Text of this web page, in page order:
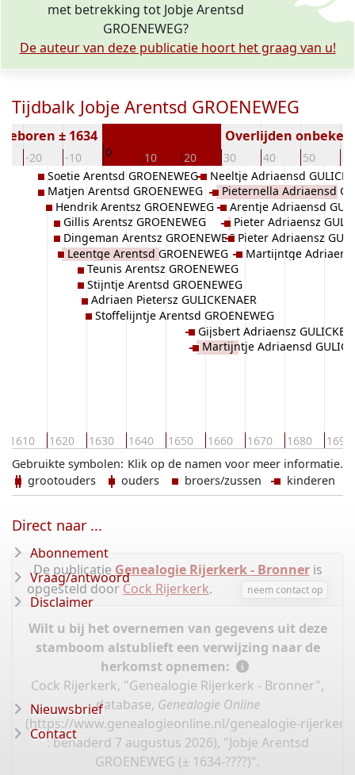
met betrekking tot Jobje Arentsd
GROENEWEG?
De auteur van deze publicatie hoort het graag van u!
Tijdbalk Jobje Arentsd GROENEWEG
-20 -10 0 10 20 30 40 50
Geboren ± 1634 Overlijden
1610 1620 1630 1640 1650 1660 1670 1680 1690
Soetie Arentsd GROENEWEG
Matjen Arentsd GROENEWEG
Hendrik Arentsz GROENEWEG
Gillis Arentsz GROENEWEG
Dingeman Arentsz GROENEWEG
Leentge Arentsd GROENEWEG
Teunis Arentsz GROENEWEG
Stijntje Arentsd GROENEWEG
Adriaen Pietersz GULICKENAER
Stoffelijntje Arentsd GROENEWEG
Gijsbert Adriaensz
Martijntje Adriaensd
Neeltje Adriaensd
Pieternella Adriaensd
Arentje Adriaensd
Pieter Adriaensz
Pieter Adriaensz
Martijntge
Klik op de namen voor meer informatie.
Gebruikte symbolen:
grootouders
ouders broers/zussen kinderen
De publicatie Genealogie Rijerkerk - Bronneris
opgesteld door Cock Rijerkerk. neem contact op
Wilt u bij het overnemen van gegevens uit deze
stamboom alstublieft een verwijzing naar de
herkomst opnemen:
Cock Rijerkerk, "Genealogie Rijerkerk - Bronner",
database, Genealogie Online
(https://www.genealogieonline.nl/genealogie-
: benaderd 7 augustus 2026), "Jobje Arentsd
GROENEWEG (± 1634-????)".
Direct naar ...
Abonnement
Vraag/antwoord
Disclaimer
Nieuwsbrief
Contact